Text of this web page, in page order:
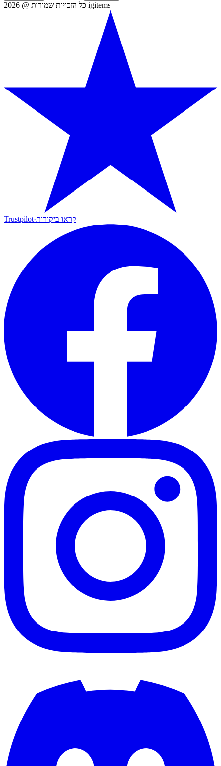
כל הזכויות שמורות @ 2026 igitems
Trustpilot·קראו ביקורות